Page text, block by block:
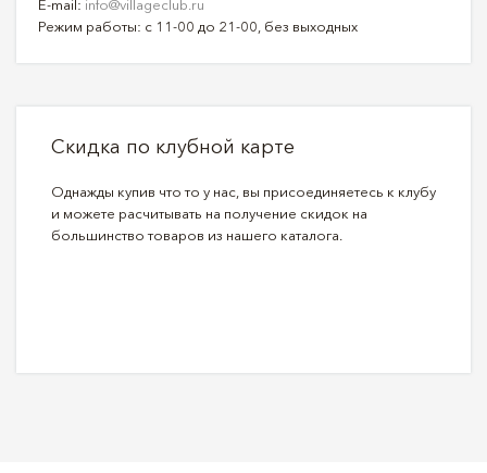
E-mail: info@villageclub.ru
Режим работы: с 11-00 до 21-00, без выходных
Скидка по клубной карте
Однажды купив что то у нас, вы присоединяетесь к клубу
и можете расчитывать на получение скидок на
большинство товаров из нашего каталога.